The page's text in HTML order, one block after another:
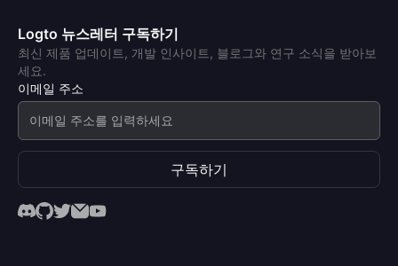
Logto 뉴스레터 구독하기
최신 제품 업데이트, 개발 인사이트, 블로그와 연구 소식을 받아보
세요.
이메일 주소
구독하기